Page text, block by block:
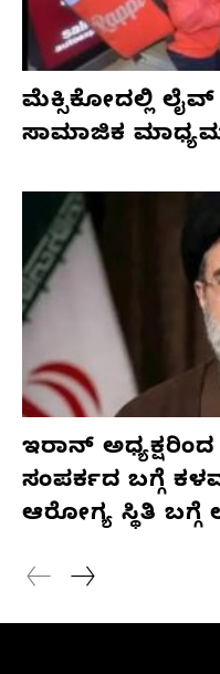
ಮೆಕ್ಸಿಕೋದಲ್ಲಿ ಲೈವ್
ಸಾಮಾಜಿಕ
ಇರಾನ್ ಅಧ್ಯಕ್ಷರಿಂದ
ಸಂಪರ್ಕದ ಬಗ್ಗೆ
ಆರೋಗ್ಯ ಸ್ಥಿತಿ